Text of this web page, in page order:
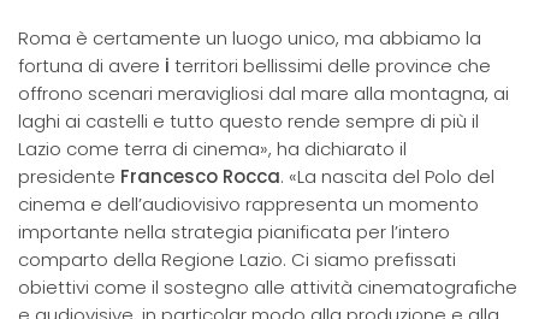
Roma è certamente un luogo unico, ma abbiamo la
fortuna di avere i territori bellissimi delle province che
offrono scenari meravigliosi dal mare alla montagna, ai
laghi ai castelli e tutto questo rende sempre di più il
Lazio come terra di cinema», ha dichiarato il
presidente Francesco Rocca. «La nascita del Polo del
cinema e dell’audiovisivo rappresenta un momento
importante nella strategia pianificata per l’intero
comparto della Regione Lazio. Ci siamo prefissati
obiettivi come il sostegno alle attività cinematografiche